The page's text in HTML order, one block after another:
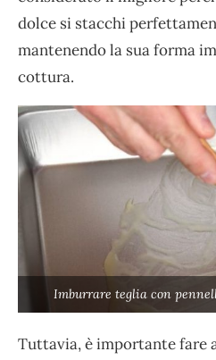
dolce si stacchi
mantenendo la sua forma
cottura.
Imburrare teglia con
Tuttavia, è importante fare